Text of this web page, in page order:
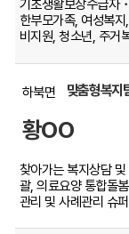
기초생활보장수급자
한부모가족, 여성복
비지원, 청소년, 주거
하북면 맞춤형복지
황OO
찾아가는 복지상담
괄, 의료요양 통합돌
관리 및 사례관리 슈